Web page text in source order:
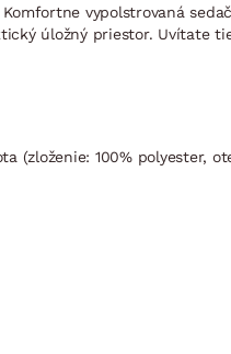
vypolstrovaná
úložný priestor. Uvítate
100% polyester,